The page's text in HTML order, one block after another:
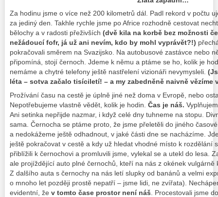
Za hodinu jsme o více než 200 kilometrů dál. Padl rekord v počtu
za jediný den. Takhle rychle jsme po Africe rozhodně cestovat
bělochy a v radosti přeživších (dvě kila na korbě bez možnosti
nežádoucí fofr, já už ani nevím, kdo by mohl vyprávět?!)
pokračovali směrem na Svazijsko. Na autobusové zastávce nebo
připomíná, stojí černoch. Jdeme k němu a ptáme se ho, kolik je
nemáme a chytré telefony ještě nastřelení vizionáři nevymysleli.
léta – sotva začalo tisíciletí! – a my zabedněně naivně vězíme
Prožívání času na cestě je úplně jiné než doma v Evropě, nebo
Nepotřebujeme vlastně vědět, kolik je hodin. Čas je náš.
Ani setinka nepřijde nazmar, i když celé dny tuhneme na stopu.
sama. Černocha se ptáme proto, že jsme přeletěli do jiného
a nedokážeme ještě odhadnout, v jaké části dne se nacházíme.
ještě pokračovat v cestě a kdy už hledat vhodné místo k rozdělání
přiblížili k černochovi a promluvili jsme, vylekal se a utekl do lesa.
ale projíždějící auto plné černochů, kteří na nás z okének vulgárně
Z dalšího auta s černochy na nás letí slupky od banánů a velmi
o mnoho let později prostě nepatří – jsme lidi, ne zvířata).
evidentní, že v tomto čase prostor není náš . Procestovali jsme